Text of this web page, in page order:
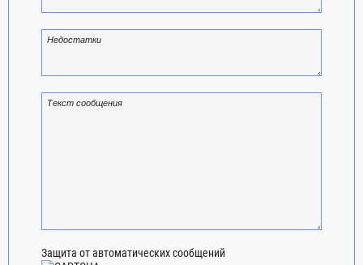
Защита от автоматических сообщений